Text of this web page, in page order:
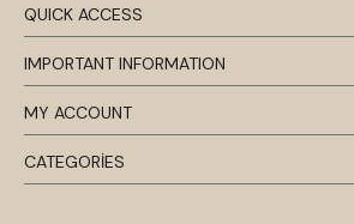
QUICK ACCESS
IMPORTANT INFORMATION
MY ACCOUNT
CATEGORİES